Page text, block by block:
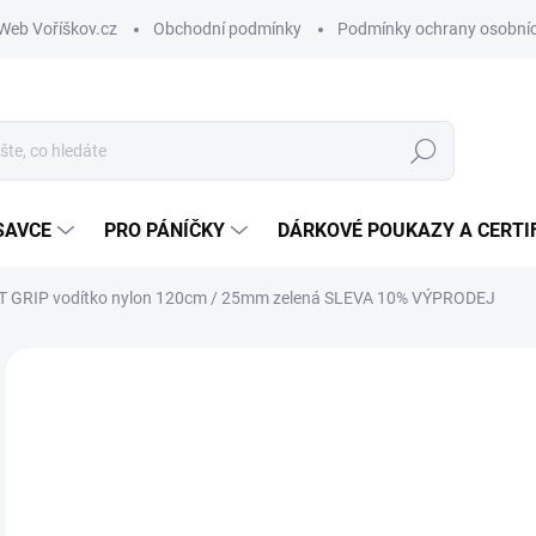
Voříškov.cz Obchodní podmínky Podmínky ochrany
Hledat
PRO PÁNÍČKY DÁRKOVÉ POUKAZY A
GRIP vodítko nylon 120cm / 25mm zelená SLEVA 10% VÝPRODEJ